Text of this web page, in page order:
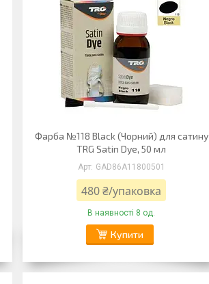
Фарба №118 Black (Чорний) для сатину
TRG Satin Dye, 50 мл
GAD86А11800501
480 ₴/упаковка
В наявності 8 од.
Купити